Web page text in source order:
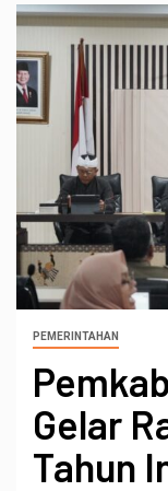
PEMERINTAHAN
Gelar
Tahun